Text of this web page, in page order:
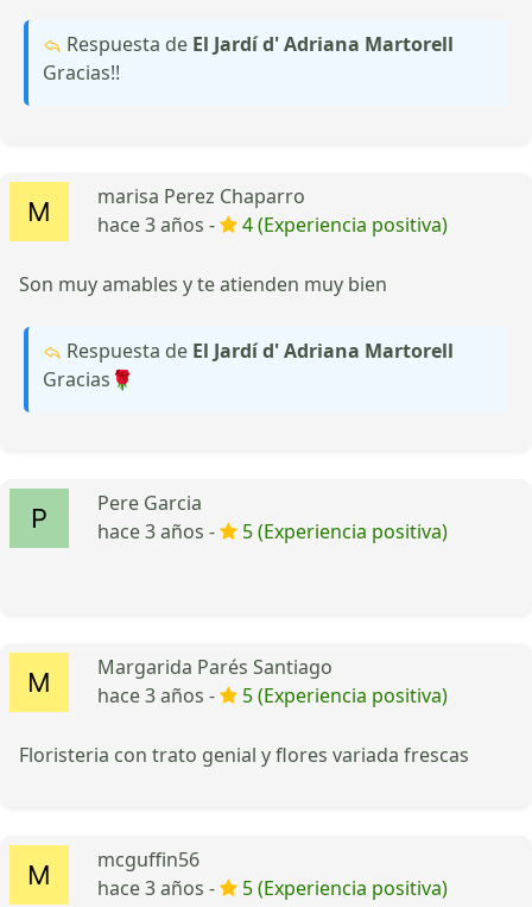
Respuesta de El Jardí d' Adriana Martorell
Gracias!!
marisa Perez Chaparro
hace 3 años -
4 (Experiencia positiva)
Son muy amables y te atienden muy bien
Respuesta de El Jardí d' Adriana Martorell
Gracias🌹
Pere Garcia
hace 3 años -
5 (Experiencia positiva)
Margarida Parés Santiago
hace 3 años -
5 (Experiencia positiva)
Floristeria con trato genial y flores variada frescas
mcguffin56
hace 3 años -
5 (Experiencia positiva)